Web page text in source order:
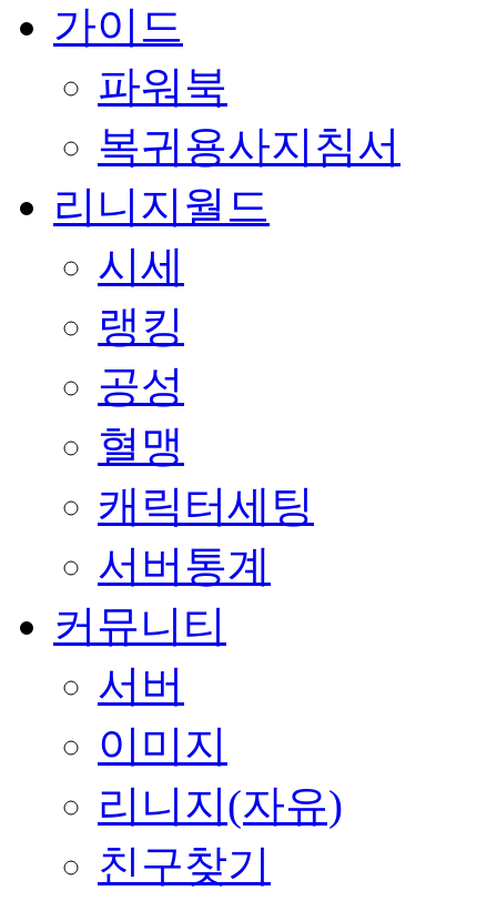
가이드
파워북
복귀용사지침서
리니지월드
시세
랭킹
공성
혈맹
캐릭터세팅
서버통계
커뮤니티
서버
이미지
리니지(자유)
친구찾기